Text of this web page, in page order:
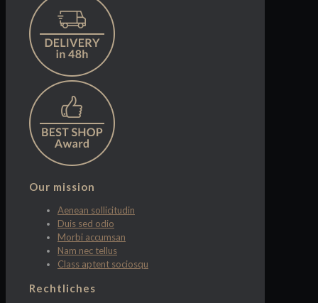
Our mission
Aenean sollicitudin
Duis sed odio
Morbi accumsan
Nam nec tellus
Class aptent sociosqu
Rechtliches